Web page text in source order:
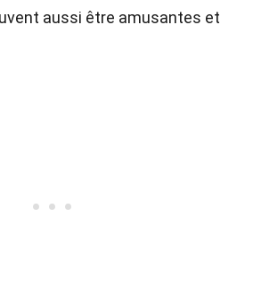
aussi être amusantes et